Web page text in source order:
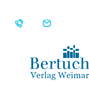
Home Produkte